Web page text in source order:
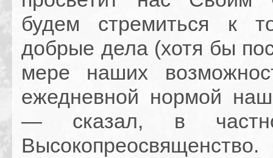
будем стремиться к
добрые дела (хотя бы
мере наших
ежедневной нормой
— сказал, в
Высокопреосвященство.